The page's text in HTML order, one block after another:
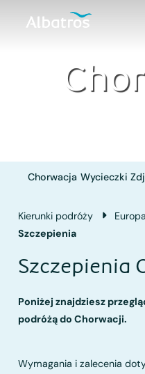
Chorwacja Wycieczki
Kierunki podróży Europa
Szczepienia
Szczepienia
Poniżej znajdziesz
podróżą do Chorwacji.
Wymagania i zalecenia